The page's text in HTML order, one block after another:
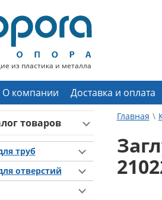
из пластика и металла
О компании Доставка и оплата
товаров
труб
отверстий
Главная